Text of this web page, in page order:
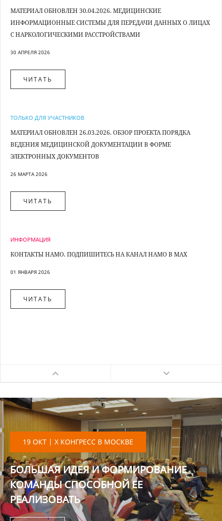
10. ООО "МАСТЕРСЛУХ", ОП, САМАРА, УЛ. ДЫБЕНКО,
11. ООО "МАСТЕРСЛУХ", ОП, САМАРА, УЛ. РАБОЧАЯ,
12. ООО "МАСТЕРСЛУХ", ОП, СОЧИ, УЛ.
15. ООО "МАСТЕРСЛУХ", ОП, ТАГАНРОГ, УЛ.
16. ООО "МАСТЕРСЛУХ", ОП, ТУАПСЕ, УЛ. КЛАРЫ
17. ООО "МАСТЕРСЛУХ", ОП, ТЮМЕНЬ, УЛ. ПОПОВА,
19. ООО "МАСТЕРСЛУХ", РОСТОВ-НА-ДОНУ, УЛ.
МАТЕРИАЛ ОБНОВЛЕН 30.04.2026. МЕДИЦИНСКИЕ
ИНФОРМАЦИОННЫЕ СИСТЕМЫ ДЛЯ ПЕРЕДАЧИ ДАННЫХ О ЛИЦАХ
С НАРКОЛОГИЧЕСКИМИ РАССТРОЙСТВАМИ
30 АПРЕЛЯ 2026
ЧИТАТЬ
ТОЛЬКО ДЛЯ УЧАСТНИКОВ
МАТЕРИАЛ ОБНОВЛЕН 26.03.2026. ОБЗОР ПРОЕКТА ПОРЯДКА
ВЕДЕНИЯ МЕДИЦИНСКОЙ ДОКУМЕНТАЦИИ В ФОРМЕ
ЭЛЕКТРОННЫХ ДОКУМЕНТОВ
26 МАРТА 2026
ЧИТАТЬ
ИНФОРМАЦИЯ
КОНТАКТЫ НАМО. ПОДПИШИТЕСЬ НА КАНАЛ НАМО В MAX
01 ЯНВАРЯ 2026
ЧИТАТЬ
19 ОКТ | X КОНГРЕСС В МОСКВЕ
БОЛЬШАЯ ИДЕЯ И ФОРМИРОВАНИЕ
КОМАНДЫ СПОСОБНОЙ ЕЕ
РЕАЛИЗОВАТЬ